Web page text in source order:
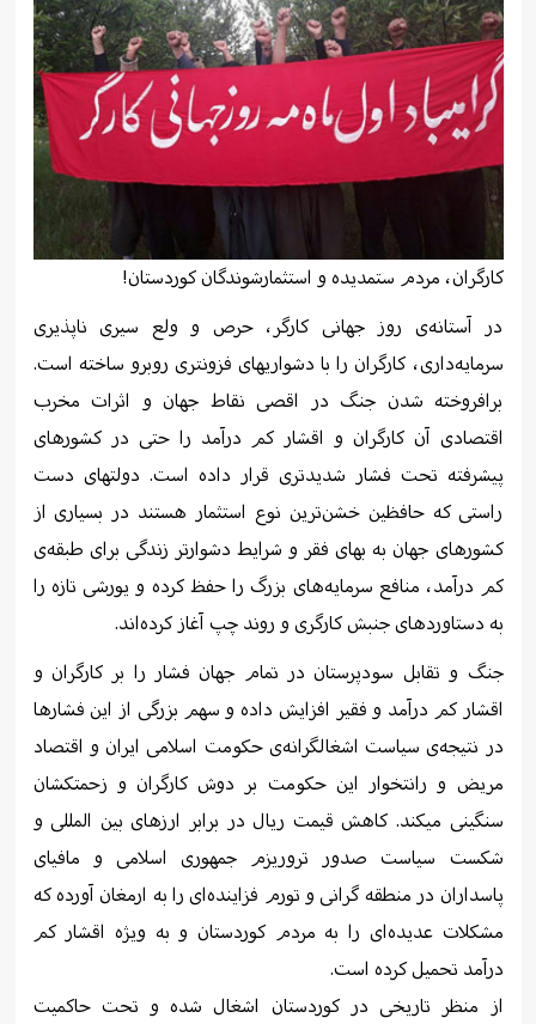
کارگران، مردم ستمدیدە و استثمارشوندگان کوردستان!
در آستانەی روز جهانی کارگر، حرص و ولع سیری ناپذیری
سرمایەداری، کارگران را با دشواریهای فزونتری روبرو ساختە است.
برافروختە شدن جنگ در اقصی نقاط جهان و اثرات مخرب
اقتصادی آن کارگران و اقشار کم درآمد را حتی در کشورهای
پیشرفتە تحت فشار شدیدتری قرار دادە است. دولتهای دست
راستی کە حافظین خشن‌ترین نوع استثمار هستند در بسیاری از
کشورهای جهان بە بهای فقر و شرایط دشوارتر زندگی برای طبقەی
کم درآمد، منافع سرمایەهای بزرگ را حفظ کردە و یورشی تازە را
بە دستاوردهای جنبش کارگری و روند چپ آغاز کردەاند.
جنگ و تقابل سودپرستان در تمام جهان فشار را بر کارگران و
اقشار کم درآمد و فقیر افزایش دادە و سهم بزرگی از این فشارها
در نتیجەی سیاست اشغالگرانەی حکومت اسلامی ایران و اقتصاد
مریض و رانتخوار این حکومت بر دوش کارگران و زحمتکشان
سنگینی میکند. کاهش قیمت ریال در برابر ارزهای بین المللی و
شکست سیاست صدور تروریزم جمهوری اسلامی و مافیای
پاسداران در منطقە گرانی و تورم فزایندەای را بە ارمغان آوردە کە
مشکلات عدیدەای را بە مردم کوردستان و بە ویژە اقشار کم
درآمد تحمیل کردە است.
از منظر تاریخی در کوردستان اشغال شدە و تحت حاکمیت